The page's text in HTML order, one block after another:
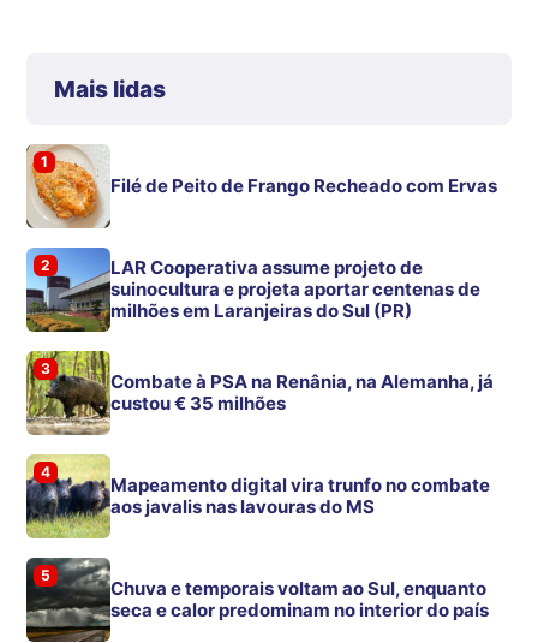
Mais lidas
1
Filé de Peito de Frango Recheado com Ervas
2
LAR Cooperativa assume projeto de
suinocultura e projeta aportar centenas de
milhões em Laranjeiras do Sul (PR)
3
Combate à PSA na Renânia, na Alemanha, já
custou € 35 milhões
4
Mapeamento digital vira trunfo no combate
aos javalis nas lavouras do MS
5
Chuva e temporais voltam ao Sul, enquanto
seca e calor predominam no interior do país